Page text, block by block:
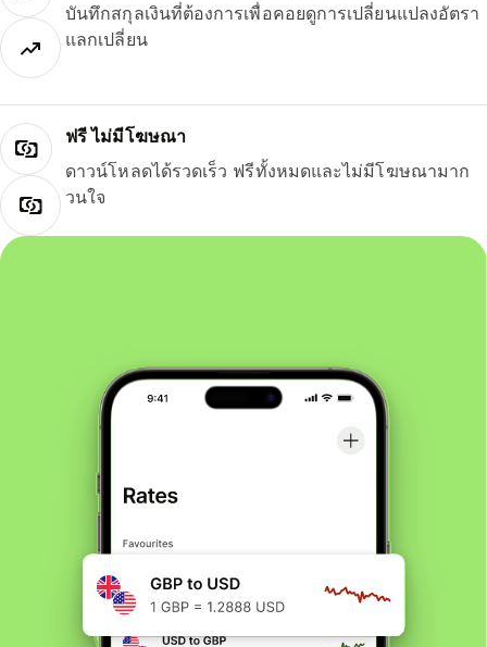
บันทึกสกุลเงินที่ต้องการเพื่อคอยดูการเปลี่ยนแปลงอัตรา
แลกเปลี่ยน
ฟรี ไม่มีโฆษณา
ดาวน์โหลดได้รวดเร็ว ฟรีทั้งหมดและไม่มีโฆษณามาก
วนใจ